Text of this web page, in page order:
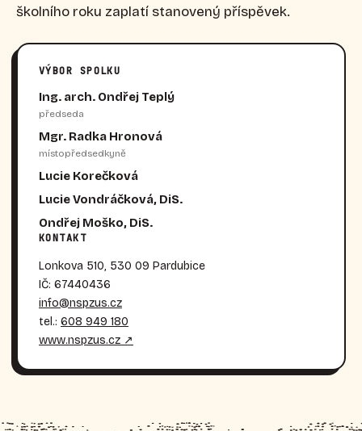
školního roku zaplatí stanovený příspěvek.
VÝBOR SPOLKU
Ing. arch. Ondřej Teplý
předseda
Mgr. Radka Hronová
místopředsedkyně
Lucie Korečková
Lucie Vondráčková, DiS.
Ondřej Moško, DiS.
KONTAKT
Lonkova 510, 530 09 Pardubice
IČ: 67440436
info@nspzus.cz
tel.: 608 949 180
www.nspzus.cz ↗